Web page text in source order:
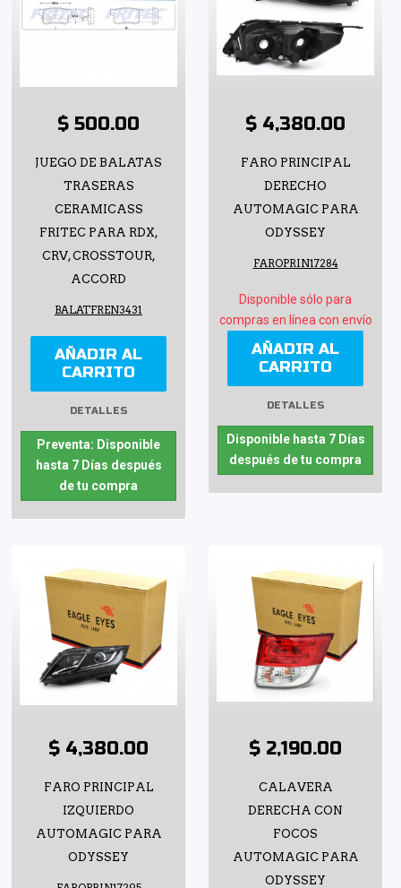
$ 500.00
JUEGO DE BALATAS
TRASERAS
CERAMICASS
FRITEC PARA RDX,
CRV, CROSSTOUR,
ACCORD
BALATFREN3431
AÑADIR AL
CARRITO
DETALLES
Preventa: Disponible
hasta 7 Días después
de tu compra
$ 4,380.00
FARO PRINCIPAL
DERECHO
AUTOMAGIC PARA
ODYSSEY
FAROPRIN17284
Disponible sólo para
compras en línea con envío
AÑADIR AL
CARRITO
DETALLES
Disponible hasta 7 Días
después de tu compra
$ 4,380.00
FARO PRINCIPAL
IZQUIERDO
AUTOMAGIC PARA
ODYSSEY
$ 2,190.00
CALAVERA
DERECHA CON
FOCOS
AUTOMAGIC PARA
ODYSSEY